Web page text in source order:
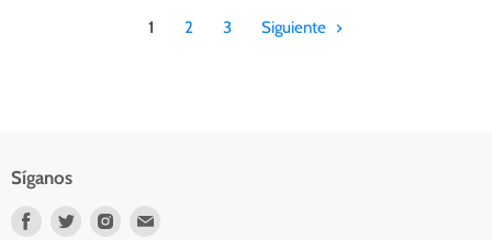
1 2 3 Siguiente
Síganos
EncuéntrenosEncuéntrenosEncuéntrenos